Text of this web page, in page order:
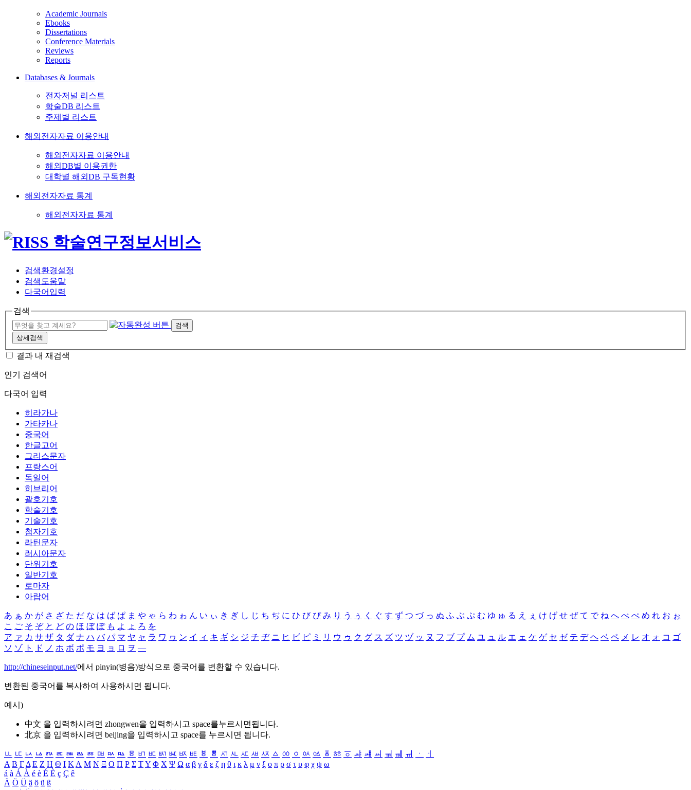
Academic Journals
Ebooks
Dissertations
Conference Materials
Reviews
Reports
Databases & Journals
전자저널 리스트
학술DB 리스트
주제별 리스트
해외전자자료 이용안내
해외전자자료 이용안내
해외DB별 이용권한
대학별 해외DB 구독현황
해외전자자료 통계
해외전자자료 통계
검색환경설정
검색도움말
다국어입력
검색
검색
상세검색
결과 내 재검색
인기 검색어
다국어 입력
히라가나
가타카나
중국어
한글고어
그리스문자
프랑스어
독일어
히브리어
괄호기호
학술기호
기술기호
첨자기호
라틴문자
러시아문자
단위기호
일반기호
로마자
아랍어
あ ぁ か が さ ざ た だ な は ば ぱ ま や ゃ ら わ ゎ ん い ぃ き ぎ し じ ち ぢ に ひ び ぴ み り う ぅ く ぐ す ず つ づ っ ぬ ふ ぶ ぷ む ゆ ゅ る え ぇ け げ せ ぜ て で ね へ べ ぺ め れ お ぉ
こ ご そ ぞ と ど の ほ ぼ ぽ も よ ょ ろ を
ア ァ カ サ ザ タ ダ ナ ハ バ パ マ ヤ ャ ラ ワ ヮ ン イ ィ キ ギ シ ジ チ ヂ ニ ヒ ビ ピ ミ リ ウ ゥ ク グ ス ズ ツ ヅ ッ ヌ フ ブ プ ム ユ ュ ル エ ェ ケ ゲ セ ゼ テ デ ヘ ベ ペ メ レ オ ォ コ ゴ
ソ ゾ ト ド ノ ホ ボ ポ モ ヨ ョ ロ ヲ ―
http://chineseinput.net/에서 pinyin(병음)방식으로 중국어를 변환할 수 있습니다.
변환된 중국어를 복사하여 사용하시면 됩니다.
예시)
中文 을 입력하시려면 zhongwen을 입력하시고 space를누르시면됩니다.
北京 을 입력하시려면 beijing을 입력하시고 space를 누르시면 됩니다.
ㅥ ㅦ ㅧ ㅨ ㅩ ㅪ ㅫ ㅬ ㅭ ㅮ ㅯ ㅰ ㅱ ㅲ ㅳ ㅴ ㅵ ㅶ ㅷ ㅸ ㅹ ㅺ ㅻ ㅼ ㅽ ㅾ ㅿ ㆀ ㆁ ㆂ ㆃ ㆄ ㆅ ㆆ ㆇ ㆈ ㆉ ㆊ ㆋ ㆌ ㆍ
ㆎ
Α Β ΓΔ Ε Ζ Η Θ Ι ΚΛ Μ Ν Ξ Ο Π Ρ Σ ΤΥ Φ Χ Ψ Ω α β γ δ ε ζ η θ ι κ λ μ ν ξ ο π ρ σ τ υ φ χ ψ ω
á à Á À é è É È ç Ç ê
Ä Ö Ü ä ö ü ß